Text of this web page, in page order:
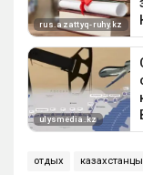
отдых казахстанцы